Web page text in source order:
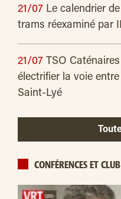
21/07 Le calendrier
trams réexaminé par
21/07 TSO
électrifier la voie
Saint-Lyé
CONFÉRENCES ET CLUB